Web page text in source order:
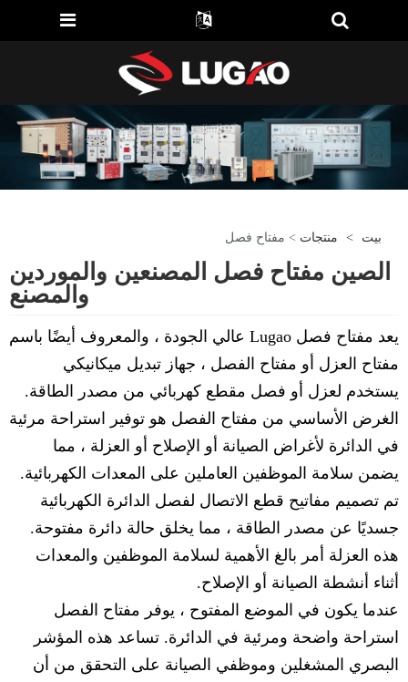
بيت > منتجات > مفتاح فصل
الصين مفتاح فصل المصنعين والموردين
والمصنع
يعد مفتاح فصل Lugao عالي الجودة ، والمعروف أيضًا باسم
مفتاح العزل أو مفتاح الفصل ، جهاز تبديل ميكانيكي
يستخدم لعزل أو فصل مقطع كهربائي من مصدر الطاقة.
الغرض الأساسي من مفتاح الفصل هو توفير استراحة مرئية
في الدائرة لأغراض الصيانة أو الإصلاح أو العزلة ، مما
يضمن سلامة الموظفين العاملين على المعدات الكهربائية.
تم تصميم مفاتيح قطع الاتصال لفصل الدائرة الكهربائية
جسديًا عن مصدر الطاقة ، مما يخلق حالة دائرة مفتوحة.
هذه العزلة أمر بالغ الأهمية لسلامة الموظفين والمعدات
أثناء أنشطة الصيانة أو الإصلاح.
عندما يكون في الموضع المفتوح ، يوفر مفتاح الفصل
استراحة واضحة ومرئية في الدائرة. تساعد هذه المؤشر
البصري المشغلين وموظفي الصيانة على التحقق من أن